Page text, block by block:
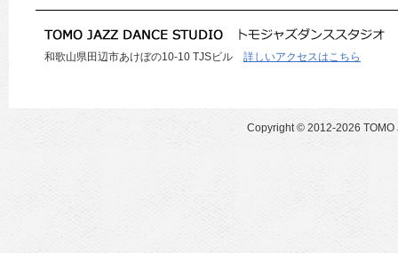
和歌山県田辺市あけぼの10-10 TJSビル 詳しいアクセスはこちら
Copyright © 2012-2026 TOMO